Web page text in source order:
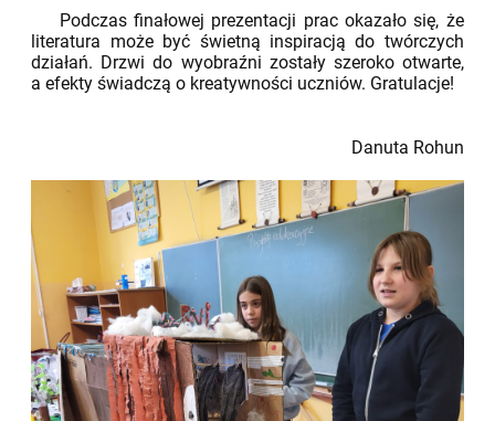
Podczas finałowej prezentacji prac okazało się, że
literatura może być świetną inspiracją do twórczych
działań. Drzwi do wyobraźni zostały szeroko otwarte,
a efekty świadczą o kreatywności uczniów. Gratulacje!
Danuta Rohun